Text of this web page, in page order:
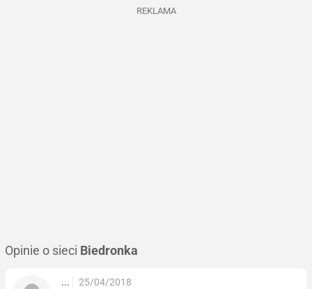
REKLAMA
Opinie o sieci Biedronka
... 25/04/2018